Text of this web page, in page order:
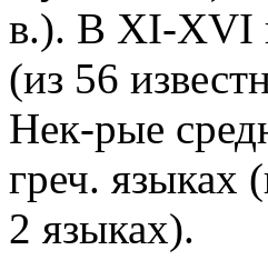
в.). В XI-XVI
(из 56
Нек-рые
греч. языках
2 языках).